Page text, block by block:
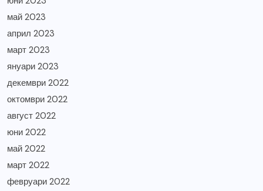
май 2023
април 2023
март 2023
януари 2023
декември 2022
октомври 2022
август 2022
юни 2022
май 2022
март 2022
февруари 2022